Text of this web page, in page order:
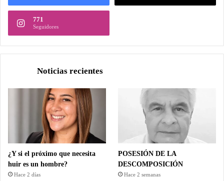
771
Seguidores
Noticias recientes
¿Y si el próximo que necesita
huir es un hombre?
Hace 2 días
POSESIÓN DE LA
DESCOMPOSICIÓN
Hace 2 semanas